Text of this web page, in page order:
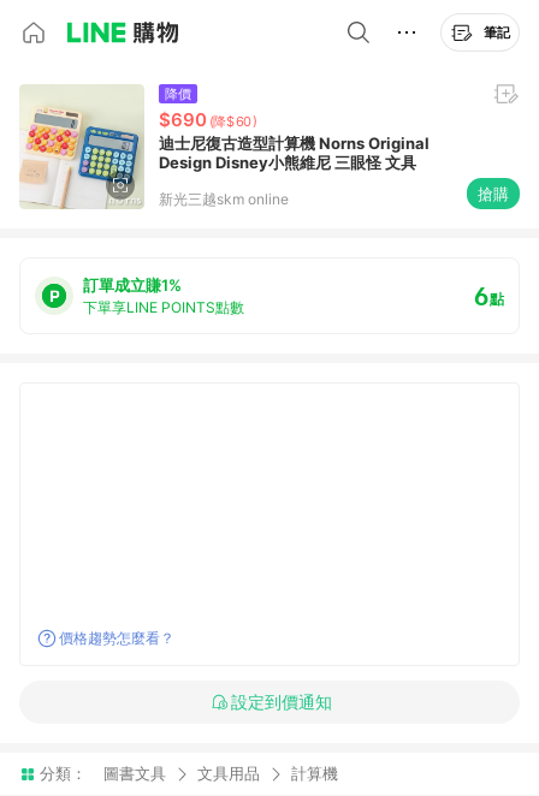
筆記
降價
$690 (降$60)
迪士尼復古造型計算機 Norns Original
Design Disney小熊維尼 三眼怪 文具
新光三越skm online 搶購
訂單成立賺1%
下單享LINE POINTS點數 6點
價格趨勢怎麼看？
設定到價通知
分類： 圖書文具 文具用品 計算機